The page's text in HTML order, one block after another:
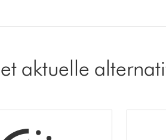
aktuelle